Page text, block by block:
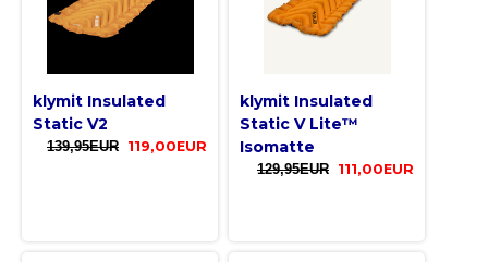
klymit Insulated
Static V2
139,95EUR 119,00EUR
klymit Insulated
Static V Lite™
Isomatte
129,95EUR 111,00EUR